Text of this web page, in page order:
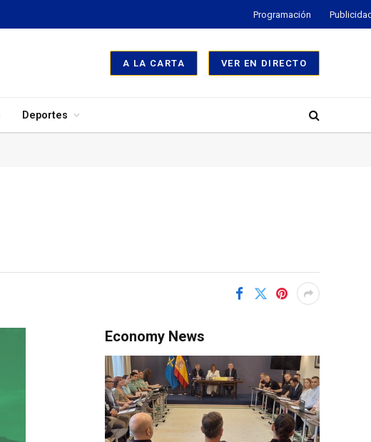
Programación
A LA CARTA VER EN DIRECTO
Deportes
Economy News